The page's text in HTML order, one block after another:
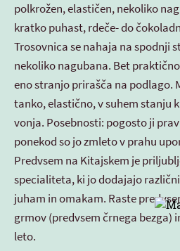
polkrožen, elastičen, nekoliko
kratko puhast, rdeče- do
Trosovnica se nahaja na spodnji
nekoliko nagubana. Bet
eno stranjo prirašča na podlago.
tanko, elastično, v suhem stanju
vonja. Posebnosti: pogosto ji
ponekod so jo zmleto v prahu
Predvsem na Kitajskem je
specialiteta, ki jo dodajajo
juham in omakam. Raste
grmov (predvsem črnega bezga)
leto.